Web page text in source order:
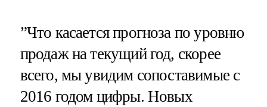
”Что касается прогноза по уровню
продаж на текущий год, скорее
всего, мы увидим сопоставимые с
2016 годом цифры. Новых